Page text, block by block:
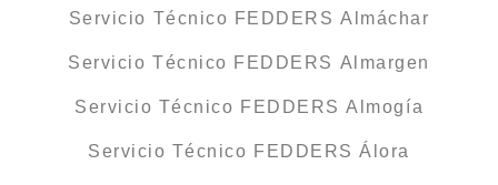
Servicio Técnico FEDDERS Almáchar
Servicio Técnico FEDDERS Almargen
Servicio Técnico FEDDERS Almogía
Servicio Técnico FEDDERS Álora